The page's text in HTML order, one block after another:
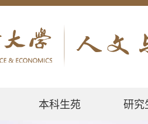
本科生苑 研究